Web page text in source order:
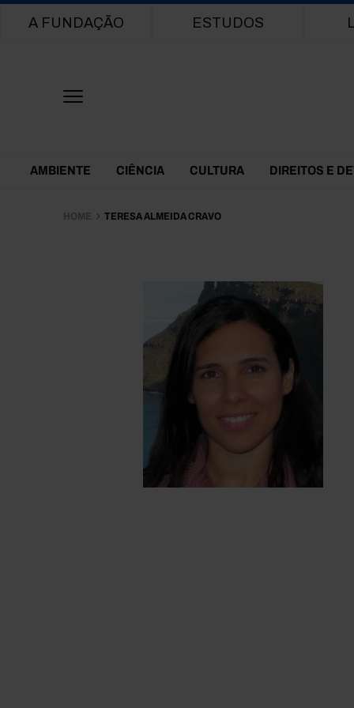
Main navigation
A FUNDAÇÃO ESTUDOS
Themes Menu
AMBIENTE CIÊNCIA CULTURA DIREITOS E
HOME TERESA ALMEIDA CRAVO